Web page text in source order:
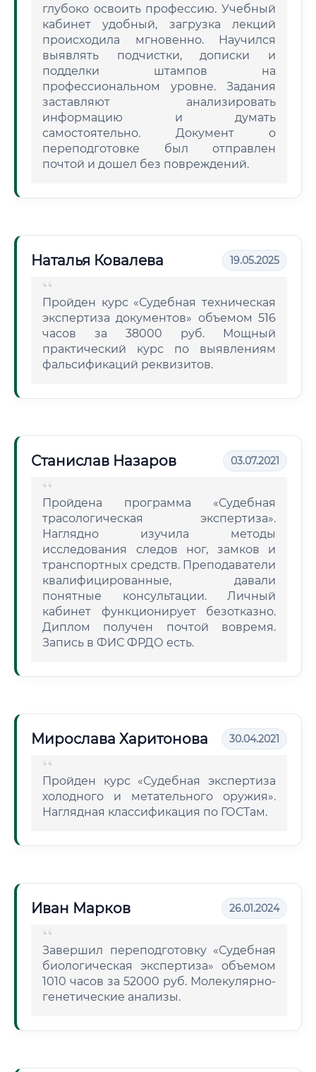
глубоко освоить профессию. Учебный
кабинет удобный, загрузка лекций
происходила мгновенно. Научился
выявлять подчистки, дописки и
подделки штампов на
профессиональном уровне. Задания
заставляют анализировать
информацию и думать
самостоятельно. Документ о
переподготовке был отправлен
почтой и дошел без повреждений.
Наталья Ковалева 19.05.2025
Пройден курс «Судебная техническая
экспертиза документов» объемом 516
часов за 38000 руб. Мощный
практический курс по выявлениям
фальсификаций реквизитов.
Станислав Назаров 03.07.2021
Пройдена программа «Судебная
трасологическая экспертиза».
Наглядно изучила методы
исследования следов ног, замков и
транспортных средств. Преподаватели
квалифицированные, давали
понятные консультации. Личный
кабинет функционирует безотказно.
Диплом получен почтой вовремя.
Запись в ФИС ФРДО есть.
Мирослава Харитонова 30.04.2021
Пройден курс «Судебная экспертиза
холодного и метательного оружия».
Наглядная классификация по ГОСТам.
Иван Марков 26.01.2024
Завершил переподготовку «Судебная
биологическая экспертиза» объемом
1010 часов за 52000 руб. Молекулярно-
генетические анализы.